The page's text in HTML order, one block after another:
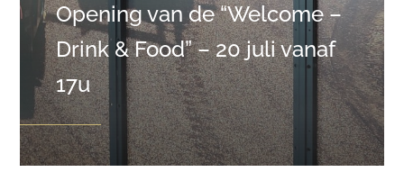
Opening van de “Welcome –
Drink & Food” – 20 juli vanaf
17u